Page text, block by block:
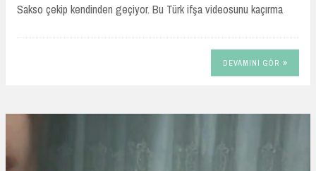
Sakso çekip kendinden geçiyor. Bu Türk ifşa videosunu kaçırma
DEVAMINI GÖR